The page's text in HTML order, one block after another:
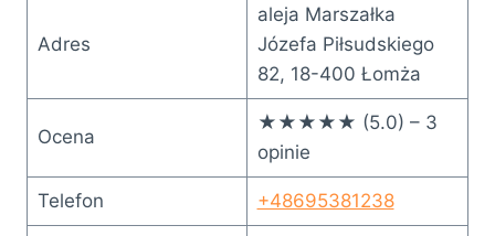
Adres
aleja Marszałka
Józefa Piłsudskiego
82, 18-400 Łomża
Ocena
★★★★★ (5.0) – 3
opinie
Telefon +48695381238